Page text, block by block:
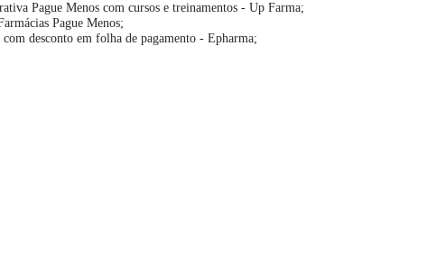
Pague Menos com cursos e treinamentos - Up Farma;
Pague Menos;
desconto em folha de pagamento - Epharma;